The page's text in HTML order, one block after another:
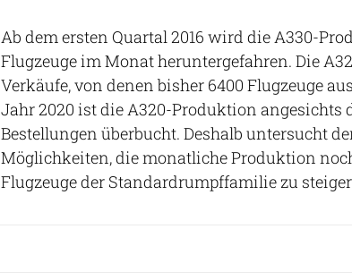
Ab dem ersten Quartal 2016 wird die A330-
Flugzeuge im Monat heruntergefahren. Die
Verkäufe, von denen bisher 6400 Flugzeuge
Jahr 2020 ist die A320-Produktion angesichts
Bestellungen überbucht. Deshalb untersucht
Möglichkeiten, die monatliche Produktion
Flugzeuge der Standardrumpffamilie zu